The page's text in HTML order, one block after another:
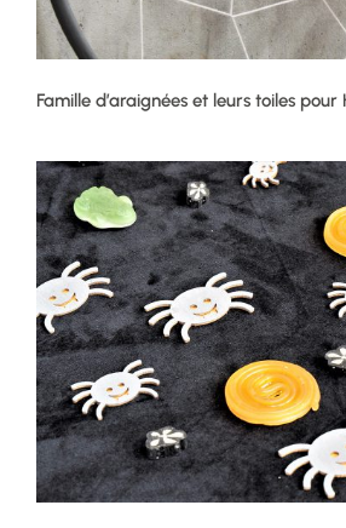
Famille d’araignées et leurs toiles